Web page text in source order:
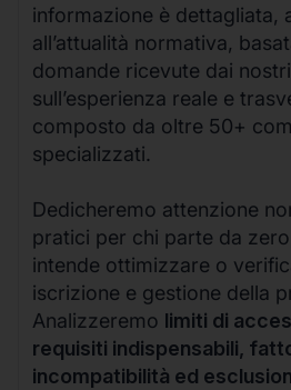
informazione è dettagliata,
all’attualità normativa,
domande ricevute dai
sull’esperienza reale e
composto da oltre 50+
specializzati.
Dedicheremo attenzione
pratici per chi parte da
intende ottimizzare o
iscrizione e gestione della
Analizzeremo limiti di
requisiti indispensabili,
incompatibilità ed